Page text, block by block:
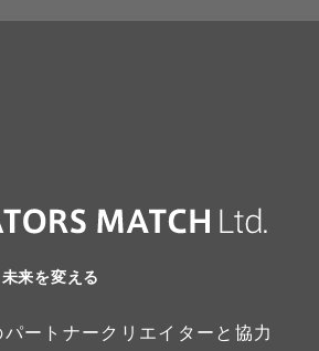
来を変える
ートナークリエイターと協力